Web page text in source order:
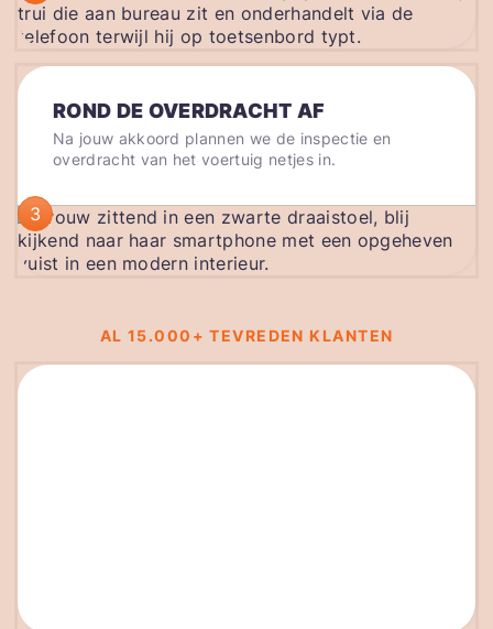
ROND DE OVERDRACHT AF
Na jouw akkoord plannen we de inspectie en
overdracht van het voertuig netjes in.
3
AL 15.000+ TEVREDEN KLANTEN